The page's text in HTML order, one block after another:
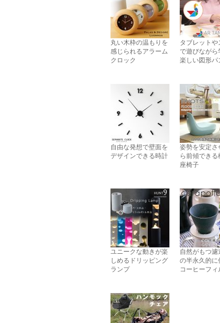
丸い木枠の温もりを
感じられるアラーム
クロック
タブレットや
で遊びながら
楽しい図形パ
自由な発想で壁面を
デザインできる時計
姿勢を安定さ
ら前傾できる
座椅子
ユニークな動きが楽
しめるドリッピング
ランプ
自然がもつ濾
の半永久的に
コーヒーフィ